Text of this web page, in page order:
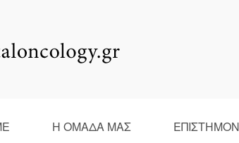
Η ΟΜΑΔΑ ΜΑΣ